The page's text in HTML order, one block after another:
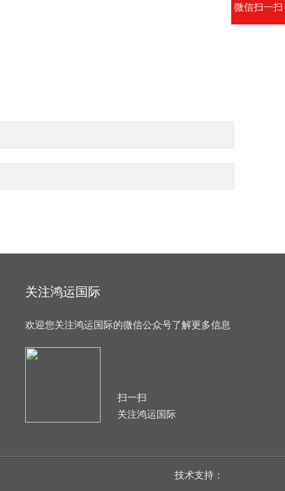
关注鸿运国际
欢迎您关注鸿运国际的微信公众号了解更多信息
扫一扫
关注鸿运国际
技术支持：
微信扫一扫